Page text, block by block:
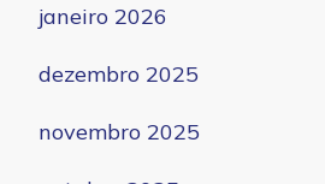
janeiro 2026
dezembro 2025
novembro 2025